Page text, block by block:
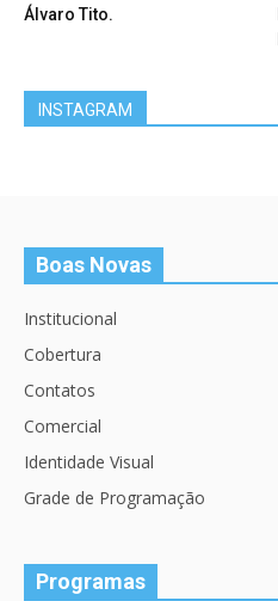
Álvaro Tito.
INSTAGRAM
Boas Novas
Institucional
Cobertura
Contatos
Comercial
Identidade Visual
Grade de Programação
Programas